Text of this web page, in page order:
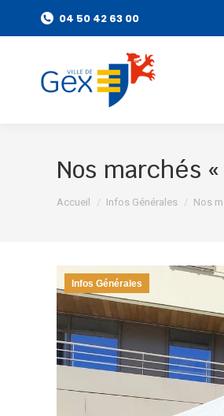
04 50 42 63 00
Nos marchés
Vous êtes ici :
Accueil Infos Générales Nos
Infos Générales